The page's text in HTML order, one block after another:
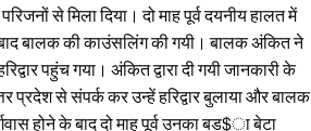
से मिला दिया। दो माह पूर्व दयनीय हालत में
बालक की काउंसलिंग की गयी। बालक अंकित ने
पहुंच गया। अंकित द्वारा दी गयी जानकारी के
प्रदेश से संपर्क कर उन्हें हरिद्वार बुलाया और बालक
होने के बाद दो माह पूर्व उनका बड$ा बेटा